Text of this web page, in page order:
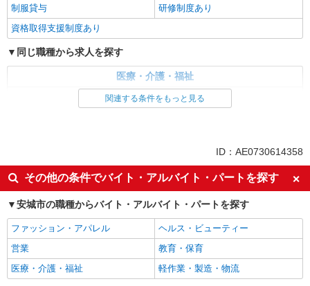
制服貸与
研修制度あり
資格取得支援制度あり
同じ職種から求人を探す
医療・介護・福祉
ボーナス・賞与あり
車通勤OK
交通費支給
社会保険あり
産休・育休取得実績あり
関連する条件をもっと見る
ID：AE0730614358
その他の条件でバイト・アルバイト・パートを探す
安城市の職種からバイト・アルバイト・パートを探す
ファッション・アパレル
ヘルス・ビューティー
営業
教育・保育
医療・介護・福祉
軽作業・製造・物流